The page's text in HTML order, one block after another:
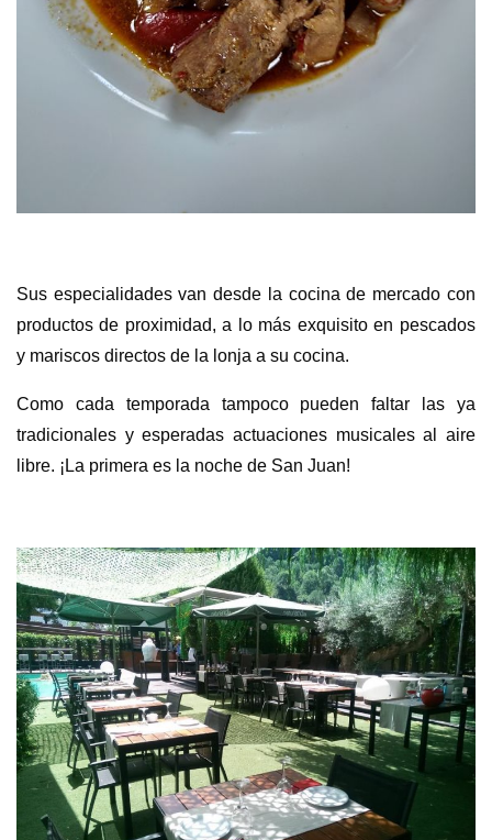
Sus especialidades van desde la cocina de mercado con
productos de proximidad, a lo más exquisito en pescados
y mariscos directos de la lonja a su cocina.
Como cada temporada tampoco pueden faltar las ya
tradicionales y esperadas actuaciones musicales al aire
libre. ¡La primera es la noche de San Juan!